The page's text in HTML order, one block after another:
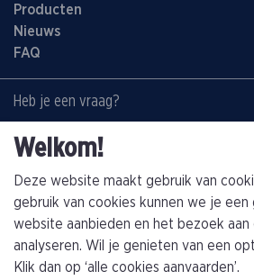
Producten
Nieuws
FAQ
Heb je een vraag?
Contacteer ons:
+32(0)89463794
info@kathagen.be
Vestiging
Kathagen N.V.
Welkom!
Deze website maakt gebruik van
gebruik van cookies kunnen we je
website aanbieden en het bezoek
analyseren. Wil je genieten van een
Klik dan op ‘alle cookies aanvaarden’.